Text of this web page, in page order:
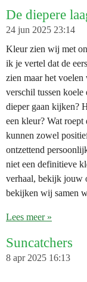
De diepere
24 jun 2025 23:14
Kleur zien wij met
ik je vertel dat de
zien maar het
verschil tussen
dieper gaan kijken?
een kleur? Wat roept
kunnen zowel
ontzettend
niet een definitieve
verhaal, bekijk jouw
bekijken wij samen
Lees meer »
Suncatchers
8 apr 2025 16:13